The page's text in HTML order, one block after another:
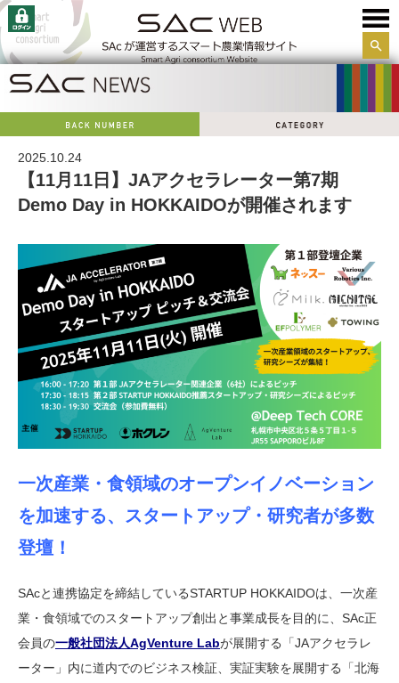
サイ
2025.10.24
【11月11日】JAアクセラレーター第7期
Demo Day in HOKKAIDOが開催されます
一次産業・食領域のオープンイノベーション
を加速する、スタートアップ・研究者が多数
登壇！
SAcと連携協定を締結しているSTARTUP HOKKAIDOは、一次産
業・食領域でのスタートアップ創出と事業成長を目的に、SAc正
会員の一般社団法人AgVenture Labが展開する「JAアクセラレ
ーター」内に道内でのビジネス検証、実証実験を展開する「北海